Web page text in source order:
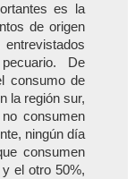
es la
de origen
De
consumo de
la región sur,
consumen
ningún día
consumen
el otro 50%,